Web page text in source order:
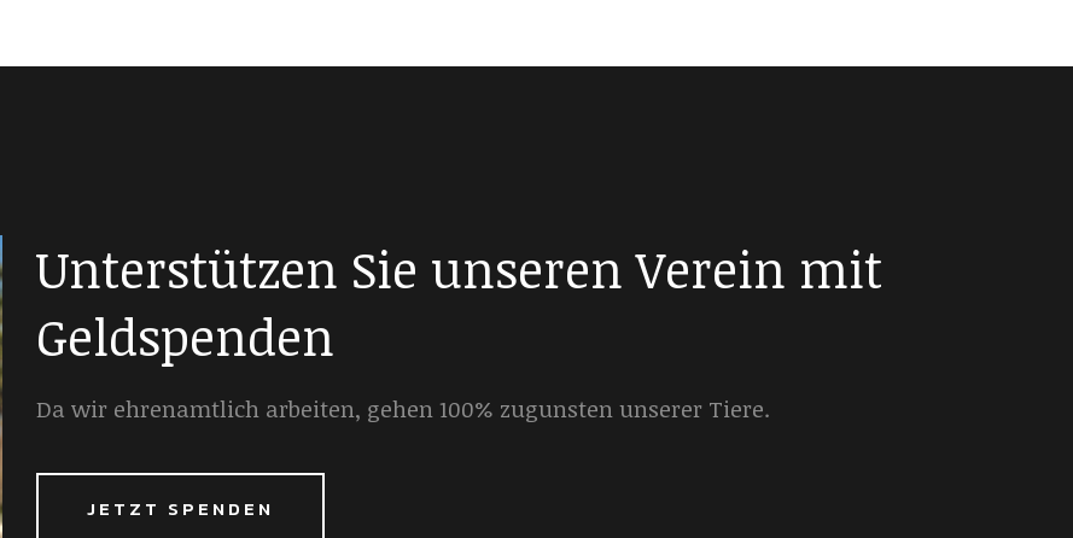
Unterstützen Sie unseren Verein mit
Geldspenden
Da wir ehrenamtlich arbeiten, gehen 100% zugunsten unserer Tiere.
JETZT SPENDEN